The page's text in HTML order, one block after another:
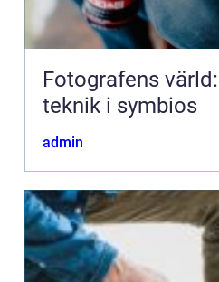
Fotografens
teknik i symbios
admin